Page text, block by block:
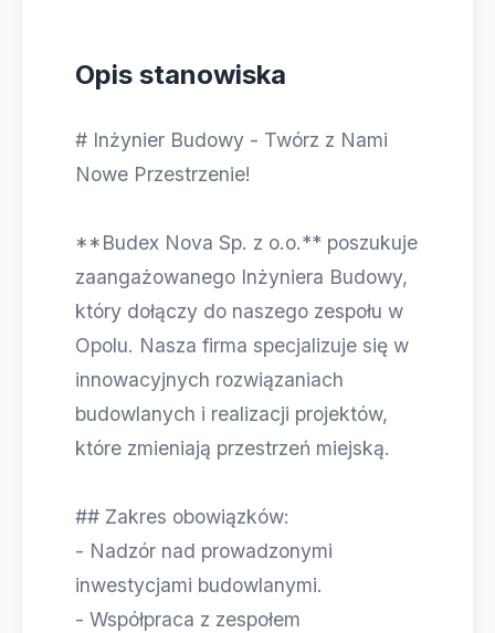
Opis stanowiska
# Inżynier Budowy - Twórz z Nami
Nowe Przestrzenie!
**Budex Nova Sp. z o.o.** poszukuje
zaangażowanego Inżyniera Budowy,
który dołączy do naszego zespołu w
Opolu. Nasza firma specjalizuje się w
innowacyjnych rozwiązaniach
budowlanych i realizacji projektów,
które zmieniają przestrzeń miejską.
## Zakres obowiązków:
- Nadzór nad prowadzonymi
inwestycjami budowlanymi.
- Współpraca z zespołem